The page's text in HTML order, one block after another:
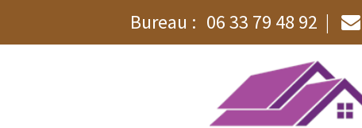
Bureau : 06 33 79 48 92